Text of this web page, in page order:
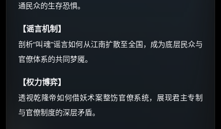
通民众的生存恐惧。
【谣言机制】
剖析“叫魂”谣言如何从江南扩散至全国，成为底层民众与
官僚体系的共同梦魇。
【权力博弈】
透视乾隆帝如何借妖术案整饬官僚系统，展现君主专制
与官僚制度的深层矛盾。
☕ 海外大侠？通过 Ko-fi 赐茶